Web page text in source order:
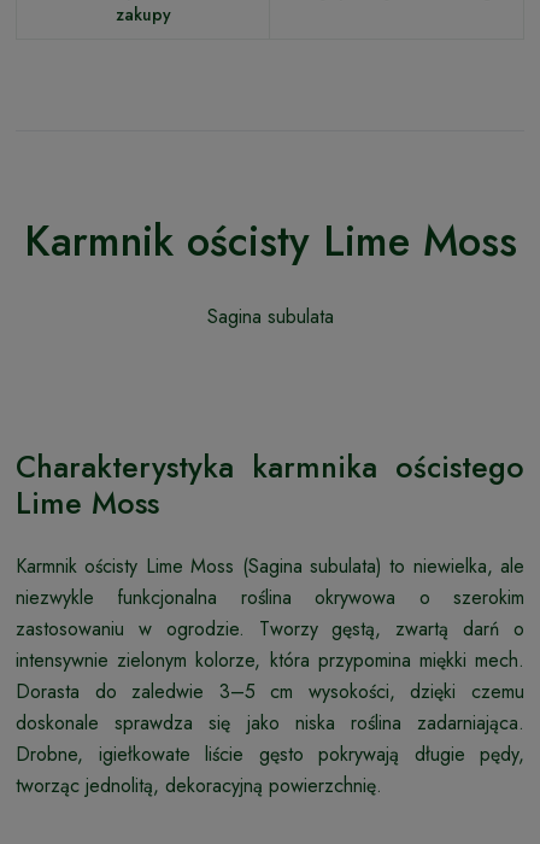
zakupy
Karmnik ościsty Lime Moss
Sagina subulata
Charakterystyka karmnika ościstego
Lime Moss
Karmnik ościsty Lime Moss (Sagina subulata) to niewielka, ale
niezwykle funkcjonalna roślina okrywowa o szerokim
zastosowaniu w ogrodzie. Tworzy gęstą, zwartą darń o
intensywnie zielonym kolorze, która przypomina miękki mech.
Dorasta do zaledwie 3–5 cm wysokości, dzięki czemu
doskonale sprawdza się jako niska roślina zadarniająca.
Drobne, igiełkowate liście gęsto pokrywają długie pędy,
tworząc jednolitą, dekoracyjną powierzchnię.